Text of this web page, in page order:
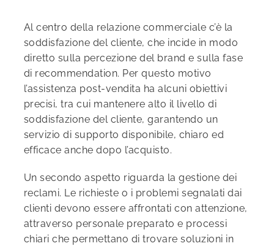
Al centro della relazione commerciale c’è la
soddisfazione del cliente, che incide in modo
diretto sulla percezione del brand e sulla fase
di recommendation. Per questo motivo
l’assistenza post-vendita ha alcuni obiettivi
precisi, tra cui mantenere alto il livello di
soddisfazione del cliente, garantendo un
servizio di supporto disponibile, chiaro ed
efficace anche dopo l’acquisto.
Un secondo aspetto riguarda la gestione dei
reclami. Le richieste o i problemi segnalati dai
clienti devono essere affrontati con attenzione,
attraverso personale preparato e processi
chiari che permettano di trovare soluzioni in